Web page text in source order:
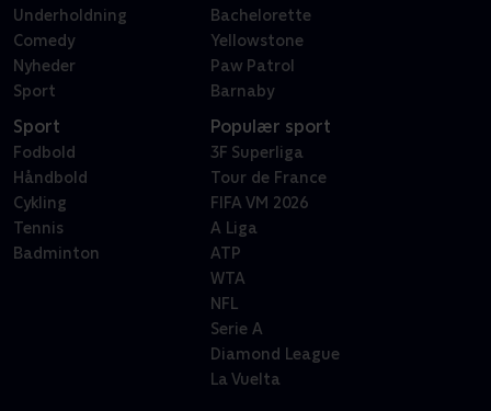
Underholdning
Comedy
Nyheder
Sport
Bachelorette
Yellowstone
Paw Patrol
Barnaby
Sport
Fodbold
Håndbold
Cykling
Tennis
Badminton
Populær sport
3F Superliga
Tour de France
FIFA VM 2026
A Liga
ATP
WTA
NFL
Serie A
Diamond League
La Vuelta